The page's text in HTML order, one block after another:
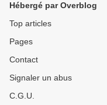
Hébergé par Overblog
Top articles
Pages
Contact
Signaler un abus
C.G.U.